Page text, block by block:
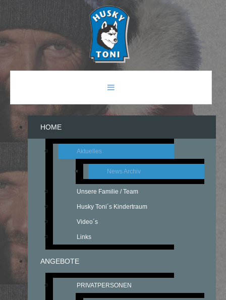
HOME
Aktuelles
News Archiv
Unsere Familie / Team
Husky Toni´s Kindertraum
Video´s
Links
ANGEBOTE
PRIVATPERSONEN